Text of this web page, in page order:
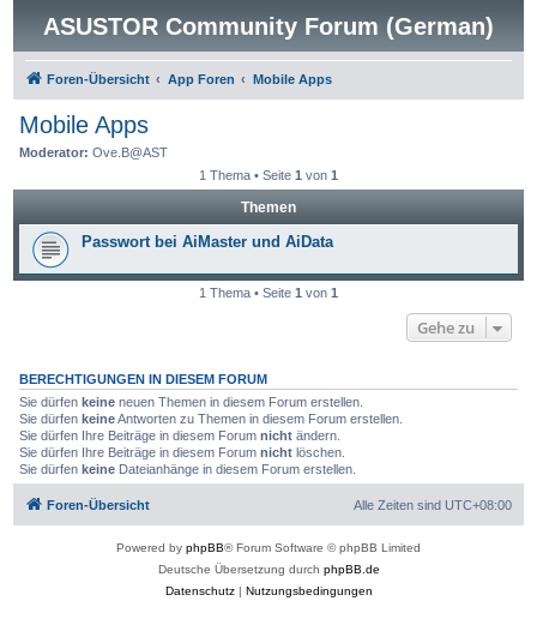
ASUSTOR Community Forum (German)
Foren-Übersicht App Foren Mobile Apps
Mobile Apps
Moderator: Ove.B@AST
1 Thema • Seite 1 von 1
Themen
Passwort bei AiMaster und AiData
1 Thema • Seite 1 von 1
Gehe zu
BERECHTIGUNGEN IN DIESEM FORUM
Sie dürfen keineneuen Themen in diesem Forum erstellen.
Sie dürfen keineAntworten zu Themen in diesem Forum erstellen.
Sie dürfen Ihre Beiträge in diesem Forum nichtändern.
Sie dürfen Ihre Beiträge in diesem Forum nichtlöschen.
Sie dürfen keineDateianhänge in diesem Forum erstellen.
Foren-Übersicht Alle Zeiten sind UTC+08:00
Powered by phpBB® Forum Software © phpBB Limited
Deutsche Übersetzung durch phpBB.de
Datenschutz| Nutzungsbedingungen